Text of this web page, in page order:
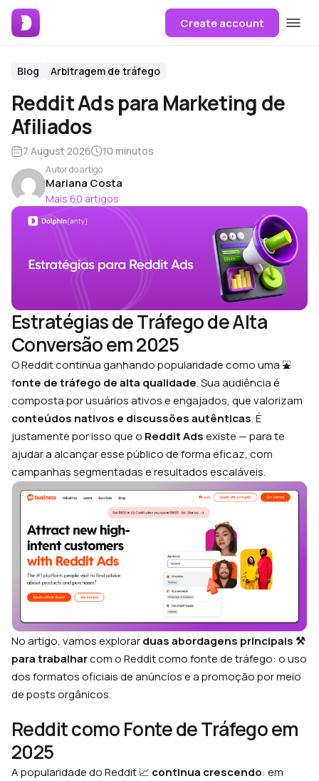
Create account
Blog Arbitragem de tráfego
Reddit Ads para Marketing de
Afiliados
7 August 2026 10 minutos
Autor do artigo
Mariana Costa
Mais 60 artigos
Estratégias de Tráfego de Alta
Conversão em 2025
O Reddit continua ganhando popularidade como uma ⛲️
fonte de tráfego de alta qualidade. Sua audiência é
composta por usuários ativos e engajados, que valorizam
conteúdos nativos e discussões autênticas. É
justamente por isso que o Reddit Adsexiste — para te
ajudar a alcançar esse público de forma eficaz, com
campanhas segmentadas e resultados escaláveis.
No artigo, vamos explorarduas abordagens principais ⚒️
para trabalharcom o Reddit como fonte de tráfego: o uso
dos formatos oficiais de anúncios e a promoção por meio
de posts orgânicos.
Reddit como Fonte de Tráfego em
2025
A popularidade do Reddit 📈 continua crescendo: em